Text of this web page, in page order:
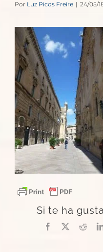
Por Luz Picos Freire | 24/05/
Si te ha
Facebook
X